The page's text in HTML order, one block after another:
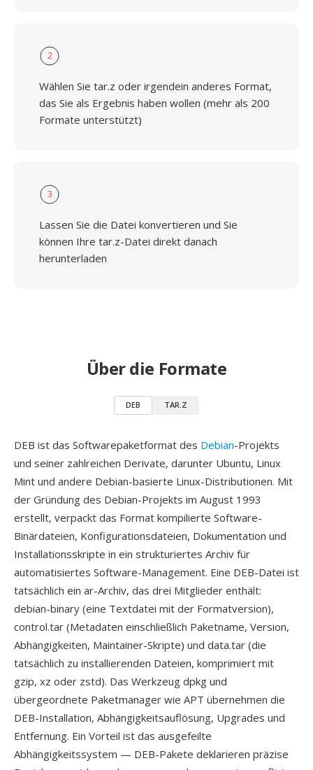
2
Wählen Sie tar.z oder irgendein anderes Format,
das Sie als Ergebnis haben wollen (mehr als 200
Formate unterstützt)
3
Lassen Sie die Datei konvertieren und Sie
können Ihre tar.z-Datei direkt danach
herunterladen
Über die Formate
DEB TAR.Z
DEB ist das Softwarepaketformat des Debian-Projekts
und seiner zahlreichen Derivate, darunter Ubuntu, Linux
Mint und andere Debian-basierte Linux-Distributionen. Mit
der Gründung des Debian-Projekts im August 1993
erstellt, verpackt das Format kompilierte Software-
Binärdateien, Konfigurationsdateien, Dokumentation und
Installationsskripte in ein strukturiertes Archiv für
automatisiertes Software-Management. Eine DEB-Datei ist
tatsächlich ein ar-Archiv, das drei Mitglieder enthält:
debian-binary (eine Textdatei mit der Formatversion),
control.tar (Metadaten einschließlich Paketname, Version,
Abhängigkeiten, Maintainer-Skripte) und data.tar (die
tatsächlich zu installierenden Dateien, komprimiert mit
gzip, xz oder zstd). Das Werkzeug dpkg und
übergeordnete Paketmanager wie APT übernehmen die
DEB-Installation, Abhängigkeitsauflösung, Upgrades und
Entfernung. Ein Vorteil ist das ausgefeilte
Abhängigkeitssystem — DEB-Pakete deklarieren präzise